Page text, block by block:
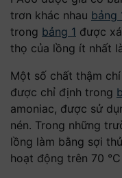
trơn khác nhau bảng
trong bảng 1 được
thọ của lồng ít nhất
Một số chất thậm
được chỉ định trong
amoniac, được sử
nén. Trong những
lồng làm bằng sợi
hoạt động trên 70 °C